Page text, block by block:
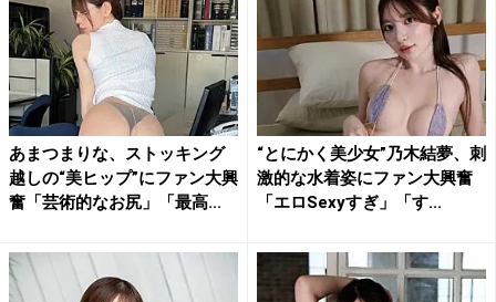
あまつまりな、ストッキング
越しの“美ヒップ”にファン大興
奮「芸術的なお尻」「最高...
“とにかく美少女”乃木結夢、刺
激的な水着姿にファン大興奮
「エロSexyすぎ」「す...